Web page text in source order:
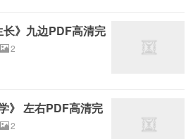
长》九边PDF高清完
2
》 左右PDF高清完
2